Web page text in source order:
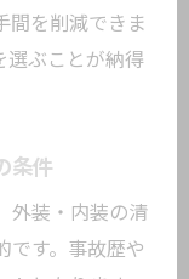
間を削減できま
選ぶことが納得
条件
外装・内装の清
です。事故歴や